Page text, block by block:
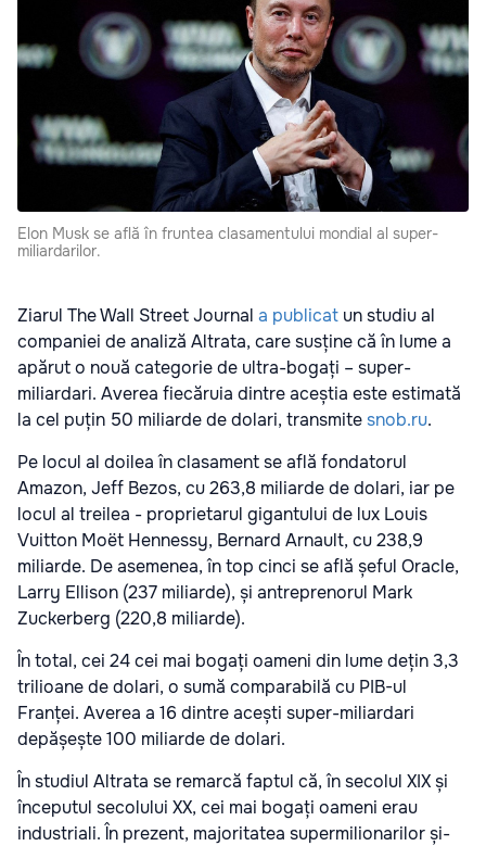
Elon Musk se află în fruntea clasamentului mondial al super-
miliardarilor.
Ziarul The Wall Street Journal a publicat un studiu al
companiei de analiză Altrata, care susține că în lume a
apărut o nouă categorie de ultra-bogați – super-
miliardari. Averea fiecăruia dintre aceștia este estimată
la cel puțin 50 miliarde de dolari, transmitesnob.ru.
Pe locul al doilea în clasament se află fondatorul
Amazon, Jeff Bezos, cu 263,8 miliarde de dolari, iar pe
locul al treilea - proprietarul gigantului de lux Louis
Vuitton Moët Hennessy, Bernard Arnault, cu 238,9
miliarde. De asemenea, în top cinci se află șeful Oracle,
Larry Ellison (237 miliarde), și antreprenorul Mark
Zuckerberg (220,8 miliarde).
În total, cei 24 cei mai bogați oameni din lume dețin 3,3
trilioane de dolari, o sumă comparabilă cu PIB-ul
Franței. Averea a 16 dintre acești super-miliardari
depășește 100 miliarde de dolari.
În studiul Altrata se remarcă faptul că, în secolul XIX și
începutul secolului XX, cei mai bogați oameni erau
industriali. În prezent, majoritatea supermilionarilor și-